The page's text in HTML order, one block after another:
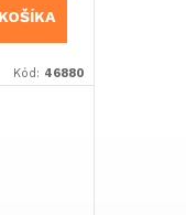
Kód: 46880